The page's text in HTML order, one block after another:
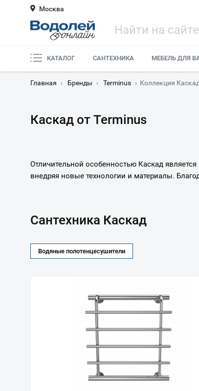
Москва
КАТАЛОГ САНТЕХНИКА МЕБЕЛЬ ДЛЯ
Главная › Бренды › Terminus › Коллекция Каскад
Каскад от Terminus
Отличительной особенностью Каскад
внедряя новые технологии и материалы.
Сантехника Каскад
Водяные полотенцесушители